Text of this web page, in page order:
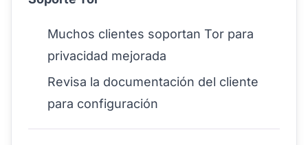
Muchos clientes soportan Tor para
privacidad mejorada
Revisa la documentación del cliente
para configuración